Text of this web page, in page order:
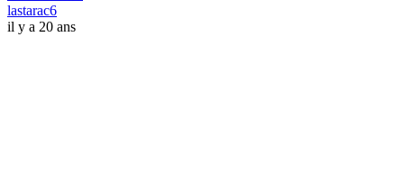
lastarac6
il y a 20 ans